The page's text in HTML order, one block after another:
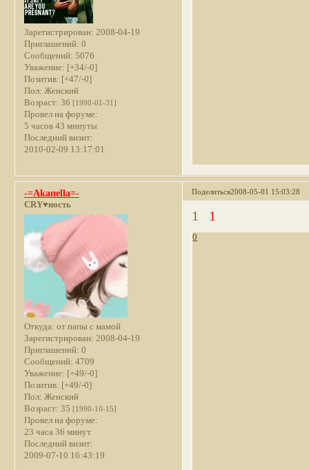
Зарегистрирован: 2008-04-19
Приглашений: 0
Сообщений: 5076
Уважение: [+34/-0]
Позитив: [+47/-0]
Пол: Женский
Возраст: 36 [1990-01-31]
Провел на форуме:
5 часов 43 минуты
Последний визит:
2010-02-09 13:17:01
Поделиться2008-05-01 15:03:28
-=Akaпella=-
CRY♥ность
Откуда: от папы с мамой
Зарегистрирован: 2008-04-19
Приглашений: 0
Сообщений: 4709
Уважение: [+49/-0]
Позитив: [+49/-0]
Пол: Женский
Возраст: 35 [1990-10-15]
Провел на форуме:
23 часа 36 минут
Последний визит:
2009-07-10 16:43:19
1 1
0